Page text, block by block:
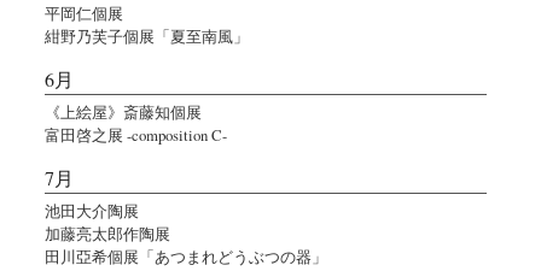
平岡仁個展
紺野乃芙子個展「夏至南風」
6月
《上絵屋》斎藤知個展
富田啓之展 -composition C-
7月
池田大介陶展
加藤亮太郎作陶展
田川亞希個展「あつまれどうぶつの器」